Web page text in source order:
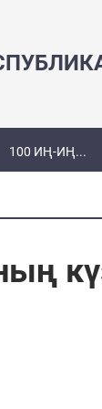
100 ИҢ-ИҢ...